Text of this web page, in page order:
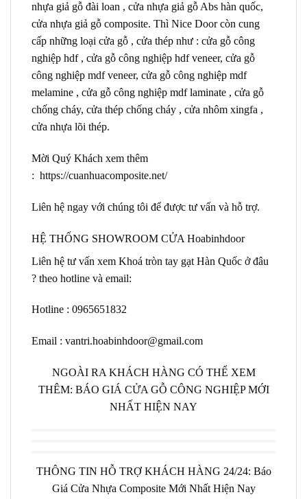
nhựa giả gỗ đài loan , cửa nhựa giả gỗ Abs hàn quốc,
cửa nhựa giả gỗ composite. Thì Nice Door còn cung
cấp những loại cửa gỗ , cửa thép như : cửa gỗ công
nghiệp hdf , cửa gỗ công nghiệp hdf veneer, cửa gỗ
công nghiệp mdf veneer, cửa gỗ công nghiệp mdf
melamine , cửa gỗ công nghiệp mdf laminate , cửa gỗ
chống cháy, cửa thép chống cháy , cửa nhôm xingfa ,
cửa nhựa lõi thép.
Mời Quý Khách xem thêm
: https://cuanhuacomposite.net/
Liên hệ ngay với chúng tôi để được tư vấn và hỗ trợ.
HỆ THỐNG SHOWROOM CỬA Hoabinhdoor
Liên hệ tư vấn xem Khoá tròn tay gạt Hàn Quốc ở đâu
? theo hotline và email:
Hotline : 0965651832
Email : vantri.hoabinhdoor@gmail.com
NGOÀI RA KHÁCH HÀNG CÓ THỂ XEM
THÊM: BÁO GIÁ CỬA GỖ CÔNG NGHIỆP MỚI
NHẤT HIỆN NAY
THÔNG TIN HỖ TRỢ KHÁCH HÀNG 24/24: Báo
Giá Cửa Nhựa Composite Mới Nhất Hiện Nay